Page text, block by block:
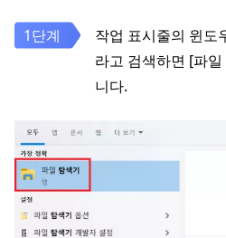
작업 표시줄의 윈도
라고 검색하면 [파
니다.